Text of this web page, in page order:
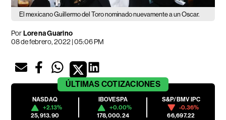
El mexicano Guillermo del Toro nominado nuevamente a un Oscar.
PorLorena Guarino
08 de febrero, 2022 | 05:06 PM
ÚLTIMAS COTIZACIONES
NASDAQ
+2.13%
25,913.90
IBOVESPA
+0.00%
178,000.24
S&P/BMV IPC
-0.36%
66,697.22